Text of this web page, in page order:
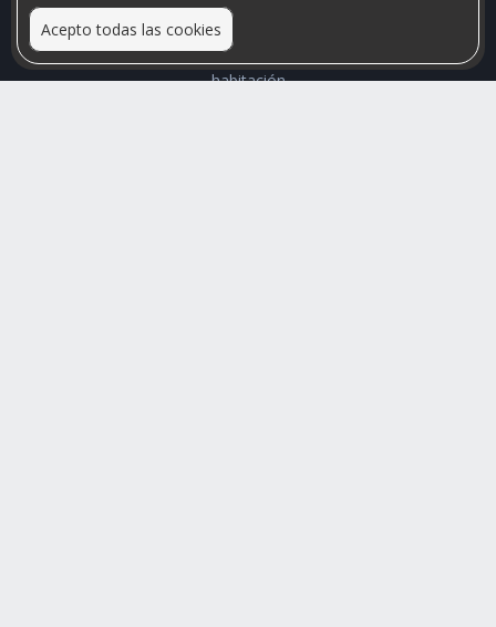
Acepto todas las cookies
Relacionamos personas que arriendan con las que buscan una
habitación